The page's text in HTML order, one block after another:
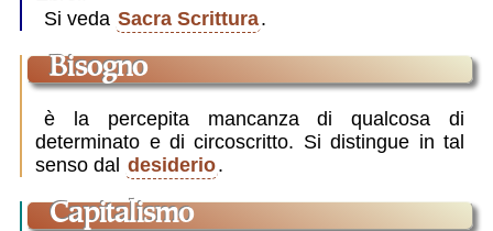
Si veda Sacra Scrittura.
bisogno
è la percepita mancanza di qualcosa di
determinato e di circoscritto. Si distingue in tal
senso dal desiderio.
capitalismo